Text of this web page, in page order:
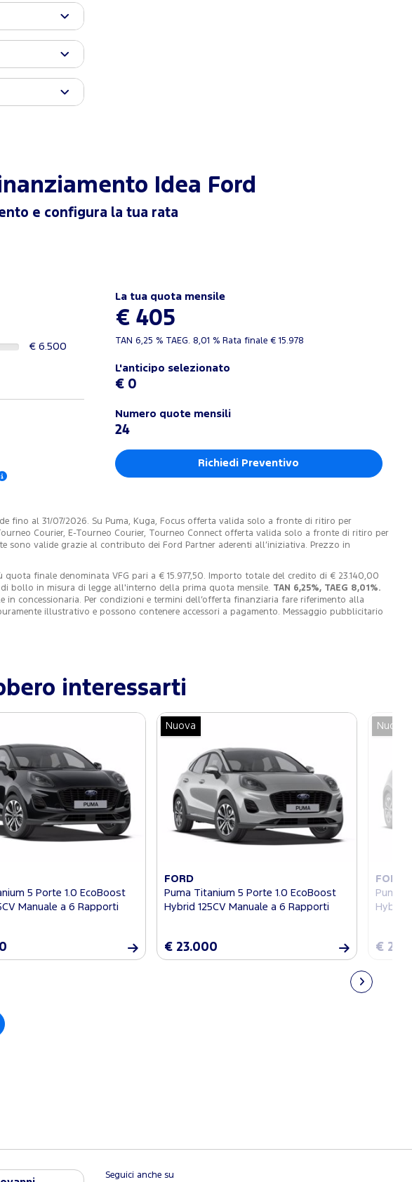
Idea Ford
e configura la tua rata
€ 6.500
La tua quota mensile
€ 405
TAN 6,25 %TAEG. 8,01 %Rata finale € 15.978
L'anticipo selezionato
€ 0
Numero quote mensili
24
Richiedi Preventivo
fino al 31/07/2026. Su Puma, Kuga, Focus offerta valida solo a fronte di ritiro per
Courier, E-Tourneo Courier, Tourneo Connect offerta valida solo a fronte di ritiro per
valide grazie al contributo dei Ford Partner aderenti all’iniziativa. Prezzo in
finale denominata VFG pari a € 15.977,50. Importo totale del credito di € 23.140,00
bollo in misura di legge all'interno della prima quota mensile. TAN 6,25%, TAEG 8,01%.
concessionaria. Per condizioni e termini dell’offerta finanziaria fare riferimento alla
illustrativo e possono contenere accessori a pagamento. Messaggio pubblicitario
interessarti
5 Porte 1.0 EcoBoost
Manuale a 6 Rapporti
Nuova
FORD
Puma Titanium 5 Porte 1.0 EcoBoost
Hybrid 125CV Manuale a 6 Rapporti
€ 23.000
Nuova
FORD
Puma
Hybrid
€
Seguici anche su